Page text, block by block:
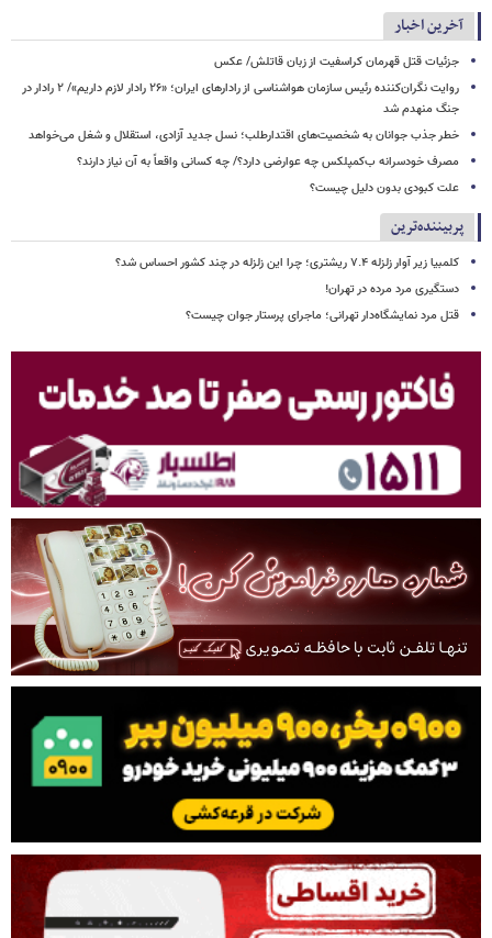
آخرین اخبار
جزئیات قتل قهرمان کراسفیت از زبان قاتلش/ عکس
روایت نگران‌کننده رئیس سازمان هواشناسی از رادارهای ایران؛ «۲۶ رادار لازم داریم»/ ۲ رادار در
جنگ منهدم شد
خطر جذب جوانان به شخصیت‌های اقتدارطلب؛ نسل جدید آزادی، استقلال و شغل می‌خواهد
مصرف خودسرانه ب‌کمپلکس چه عوارضی دارد؟/ چه کسانی واقعاً به آن نیاز دارند؟
علت کبودی بدون دلیل چیست؟
پربیننده‌ترین
کلمبیا زیر آوار زلزله ۷.۴ ریشتری؛ چرا این زلزله در چند کشور احساس شد؟
دستگیری مرد مرده در تهران!
قتل مرد نمایشگاه‌دار تهرانی؛ ماجرای پرستار جوان چیست؟